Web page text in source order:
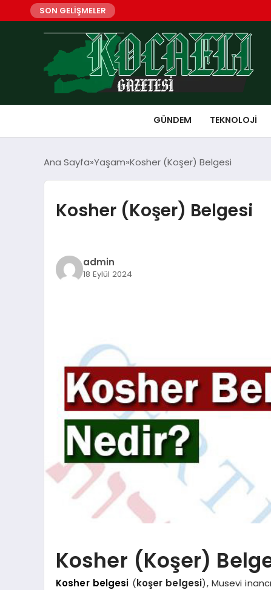
SON GELİŞMELER
GÜNDEM TEKNOLOJI
Ana Sayfa Yaşam Kosher (Koşer) Belgesi
Kosher (Koşer) Belgesi
admin
18 Eylül 2024
Kosher (Koşer)
Kosher belgesi (koşer belgesi), Musevi